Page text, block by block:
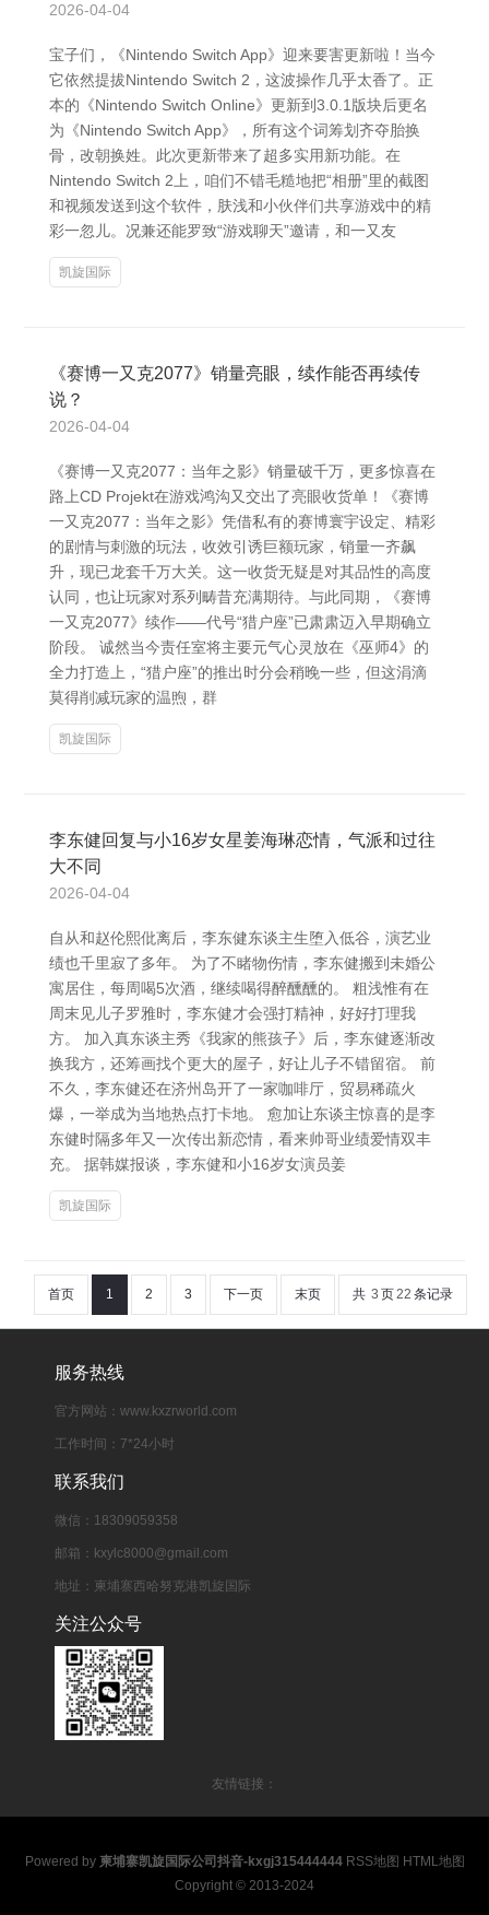
2026-04-04
宝子们，《Nintendo Switch App》迎来要害更新啦！当今
它依然提拔Nintendo Switch 2，这波操作几乎太香了。正
本的《Nintendo Switch Online》更新到3.0.1版块后更名
为《Nintendo Switch App》，所有这个词筹划齐夺胎换
骨，改朝换姓。此次更新带来了超多实用新功能。在
Nintendo Switch 2上，咱们不错毛糙地把“相册”里的截图
和视频发送到这个软件，肤浅和小伙伴们共享游戏中的精
彩一忽儿。况兼还能罗致“游戏聊天”邀请，和一又友
凯旋国际
《赛博一又克2077》销量亮眼，续作能否再续传
说？
2026-04-04
《赛博一又克2077：当年之影》销量破千万，更多惊喜在
路上CD Projekt在游戏鸿沟又交出了亮眼收货单！《赛博
一又克2077：当年之影》凭借私有的赛博寰宇设定、精彩
的剧情与刺激的玩法，收效引诱巨额玩家，销量一齐飙
升，现已龙套千万大关。这一收货无疑是对其品性的高度
认同，也让玩家对系列畴昔充满期待。与此同期，《赛博
一又克2077》续作——代号“猎户座”已肃肃迈入早期确立
阶段。 诚然当今责任室将主要元气心灵放在《巫师4》的
全力打造上，“猎户座”的推出时分会稍晚一些，但这涓滴
莫得削减玩家的温煦，群
凯旋国际
李东健回复与小16岁女星姜海琳恋情，气派和过往
大不同
2026-04-04
自从和赵伦熙仳离后，李东健东谈主生堕入低谷，演艺业
绩也千里寂了多年。 为了不睹物伤情，李东健搬到未婚公
寓居住，每周喝5次酒，继续喝得醉醺醺的。 粗浅惟有在
周末见儿子罗雅时，李东健才会强打精神，好好打理我
方。 加入真东谈主秀《我家的熊孩子》后，李东健逐渐改
换我方，还筹画找个更大的屋子，好让儿子不错留宿。 前
不久，李东健还在济州岛开了一家咖啡厅，贸易稀疏火
爆，一举成为当地热点打卡地。 愈加让东谈主惊喜的是李
东健时隔多年又一次传出新恋情，看来帅哥业绩爱情双丰
充。 据韩媒报谈，李东健和小16岁女演员姜
凯旋国际
首页 1 2 3 下一页 末页 共 3 页22 条记录
服务热线
官方网站：www.kxzrworld.com
工作时间：7*24小时
联系我们
微信：18309059358
邮箱：kxylc8000@gmail.com
地址：柬埔寨西哈努克港凯旋国际
关注公众号
友情链接：
Powered by 柬埔寨凯旋国际公司抖音-kxgj315444444 RSS地图 HTML地图
Copyright © 2013-2024